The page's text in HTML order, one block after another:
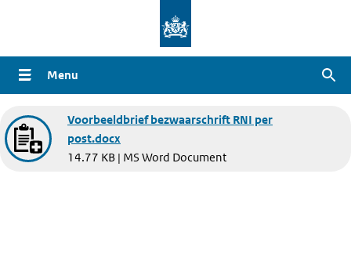
naar
de
gaan
Menu
Document
Voorbeeldbrief bezwaarschrift RNI per
post.docx
14.77 KB | MS Word Document